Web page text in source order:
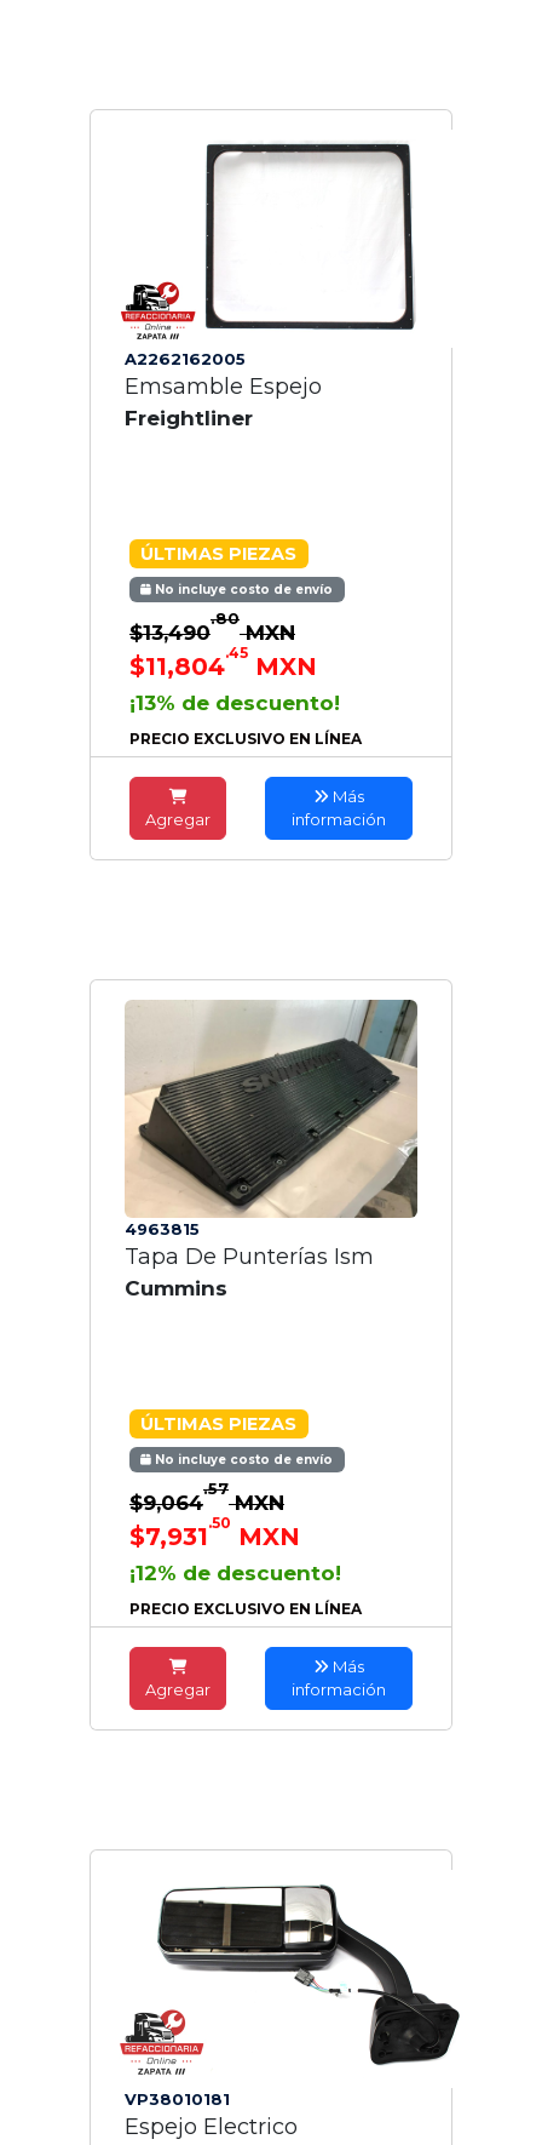
A2262162005
Emsamble Espejo
Freightliner
ÚLTIMAS PIEZAS
No incluye costo de envío
$13,490
.80
MXN
$11,804.45 MXN
¡13% de descuento!
PRECIO EXCLUSIVO EN LÍNEA
Agregar
Más
información
4963815
Tapa De Punterías Ism
Cummins
ÚLTIMAS PIEZAS
No incluye costo de envío
$9,064
.57
MXN
$7,931.50 MXN
¡12% de descuento!
PRECIO EXCLUSIVO EN LÍNEA
Agregar
Más
información
VP38010181
Espejo Electrico